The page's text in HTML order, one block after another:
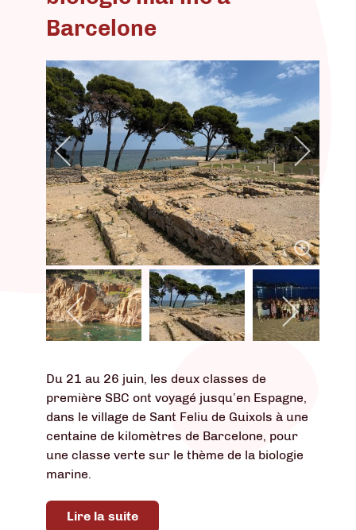
Barcelone
Du 21 au 26 juin, les deux classes de
première SBC ont voyagé jusqu’en Espagne,
dans le village de Sant Feliu de Guixols à une
centaine de kilomètres de Barcelone, pour
une classe verte sur le thème de la biologie
marine.
Lire la suite